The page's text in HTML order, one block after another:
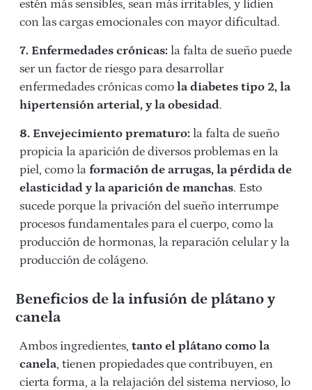
estén más sensibles, sean más irritables, y lidien
con las cargas emocionales con mayor dificultad.
7. Enfermedades crónicas: la falta de sueño puede
ser un factor de riesgo para desarrollar
enfermedades crónicas como la diabetes tipo 2, la
hipertensión arterial, y la obesidad.
8. Envejecimiento prematuro: la falta de sueño
propicia la aparición de diversos problemas en la
piel, como la formación de arrugas, la pérdida de
elasticidad y la aparición de manchas. Esto
sucede porque la privación del sueño interrumpe
procesos fundamentales para el cuerpo, como la
producción de hormonas, la reparación celular y la
producción de colágeno.
Beneficios de la infusión de plátano y
canela
Ambos ingredientes, tanto el plátano como la
canela, tienen propiedades que contribuyen, en
cierta forma, a la relajación del sistema nervioso, lo